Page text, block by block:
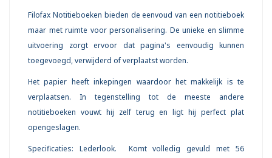
Filofax Notitieboeken bieden de eenvoud van een notitieboek
maar met ruimte voor personalisering. De unieke en slimme
uitvoering zorgt ervoor dat pagina's eenvoudig kunnen
toegevoegd, verwijderd of verplaatst worden.
Het papier heeft inkepingen waardoor het makkelijk is te
verplaatsen. In tegenstelling tot de meeste andere
notitieboeken vouwt hij zelf terug en ligt hij perfect plat
opengeslagen.
Specificaties: Lederlook. Komt volledig gevuld met 56